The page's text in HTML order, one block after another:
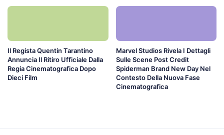
Il Regista Quentin Tarantino
Annuncia Il Ritiro Ufficiale Dalla
Regia Cinematografica Dopo
Dieci Film
Marvel Studios Rivela I Dettagli
Sulle Scene Post Credit
Spiderman Brand New Day Nel
Contesto Della Nuova Fase
Cinematografica